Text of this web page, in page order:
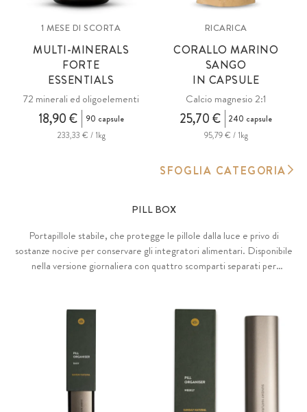
1 MESE DI SCORTA
MULTI-MINERALS
FORTE
ESSENTIALS
72 minerali ed oligoelementi
18,90 €
90 capsule
233,33 € / 1kg
RICARICA
CORALLO MARINO
SANGO
IN CAPSULE
Calcio magnesio 2:1
25,70 €
240 capsule
95,79 € / 1kg
SFOGLIA CATEGORIA
PILL BOX
Portapillole stabile, che protegge le pillole dalla luce e privo di
sostanze nocive per conservare gli integratori alimentari. Disponibile
nella versione giornaliera con quattro scomparti separati per
robusto e inserto rimovibile in PLA e PBS a base vegetale e
biodegradabile (da amido).